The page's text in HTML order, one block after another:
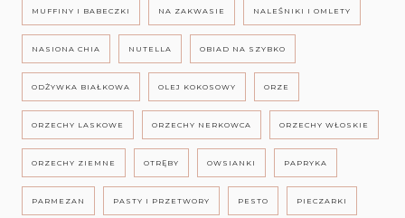
MUFFINY I BABECZKI NA ZAKWASIE NALEŚNIKI I OMLETY
NASIONA CHIA NUTELLA OBIAD NA SZYBKO
ODŻYWKA BIAŁKOWA OLEJ KOKOSOWY ORZE
ORZECHY LASKOWE ORZECHY NERKOWCA ORZECHY WŁOSKIE
ORZECHY ZIEMNE OTRĘBY OWSIANKI PAPRYKA
PARMEZAN PASTY I PRZETWORY PESTO PIECZARKI